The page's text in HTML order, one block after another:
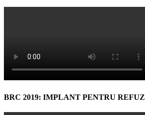
BRC 2019: IMPLANT PENTRU REFUZ